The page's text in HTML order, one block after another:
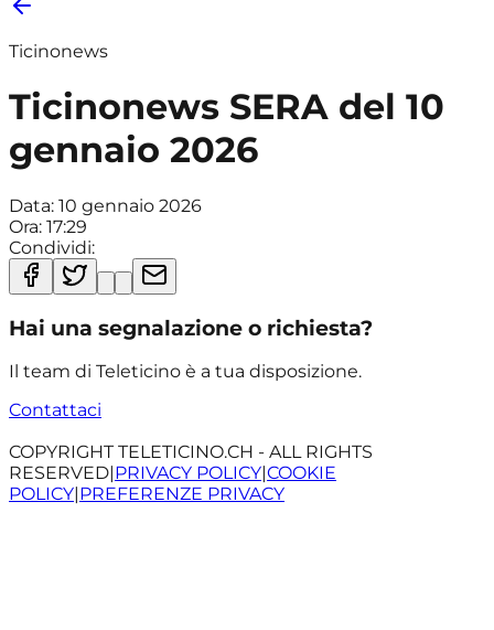
Ticinonews
Ticinonews SERA del 10
gennaio 2026
Data: 10 gennaio 2026
Ora: 17:29
Condividi:
Hai una segnalazione o richiesta?
Il team di Teleticino è a tua disposizione.
Contattaci
COPYRIGHT TELETICINO.CH - ALL RIGHTS
RESERVED|PRIVACY POLICY|COOKIE
POLICY|PREFERENZE PRIVACY